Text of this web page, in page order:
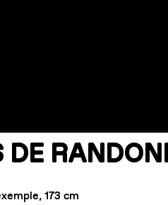
DE
173 cm